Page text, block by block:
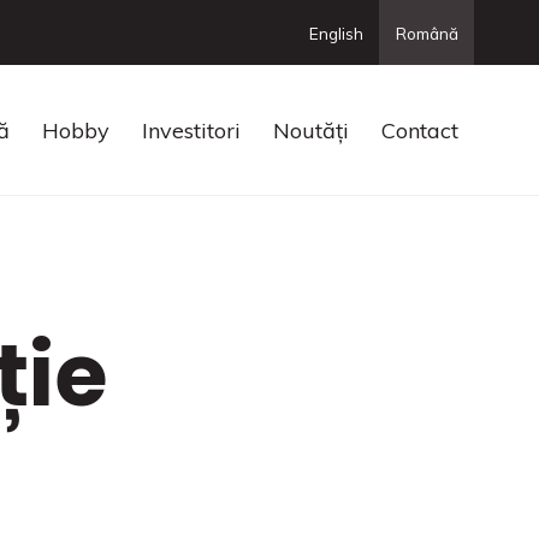
English Română
Hobby Investitori Noutăți Contact